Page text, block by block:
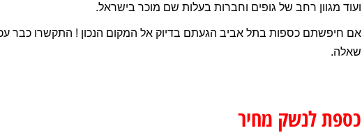
ועוד מגוון רחב של גופים וחברות בעלות שם מוכר בישראל.
אם חיפשתם כספות בתל אביב הגעתם בדיוק אל המקום הנכון ! התקשרו כבר
שאלה.
כספת לנשק מחיר